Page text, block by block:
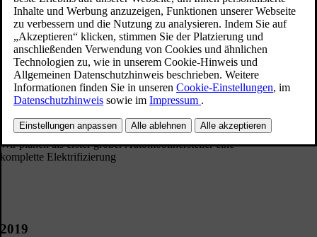
verschrieben.
Unser langfristiger Investitionsplan und unsere Produktstrategie sind
auf vollelektrische Fahrzeuge ausgerichtet.
2017
Wir planen als erster großer Automobilhersteller eine
komplette Elektrifizierung
2019